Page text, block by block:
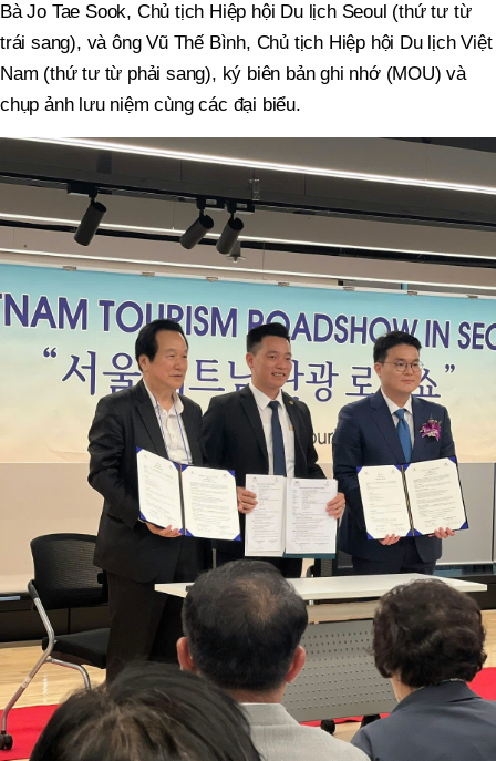
Bà Jo Tae Sook, Chủ tịch Hiệp hội Du lịch Seoul (thứ tư từ
trái sang), và ông Vũ Thế Bình, Chủ tịch Hiệp hội Du lịch Việt
Nam (thứ tư từ phải sang), ký biên bản ghi nhớ (MOU) và
chụp ảnh lưu niệm cùng các đại biểu.